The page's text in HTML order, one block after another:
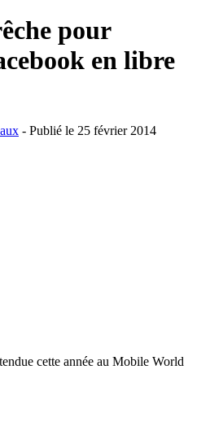
pour
en libre
- Publié le 25 février 2014
cette année au Mobile World